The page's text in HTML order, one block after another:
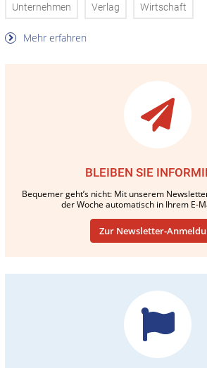
Unternehmen Verlag Wirtschaft
Mehr erfahren
BLEIBEN SIE
Bequemer geht’s nicht: Mit unserem
der Woche automatisch in Ihrem E-
Zur Newsletter-